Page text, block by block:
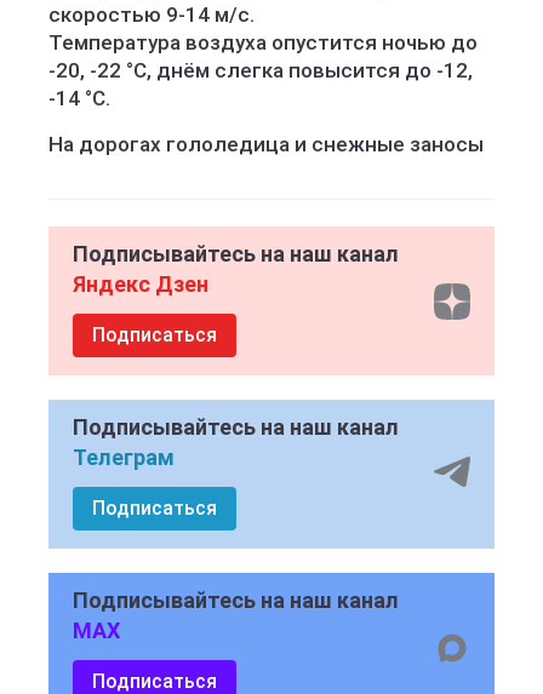
скоростью 9-14 м/с.
Температура воздуха опустится ночью до
-20, -22 °C, днём слегка повысится до -12,
-14 °C.
На дорогах гололедица и снежные заносы
Подписывайтесь на наш канал
Яндекс Дзен
Подписаться
Подписывайтесь на наш канал
Телеграм
Подписаться
Подписывайтесь на наш канал
MAX
Подписаться